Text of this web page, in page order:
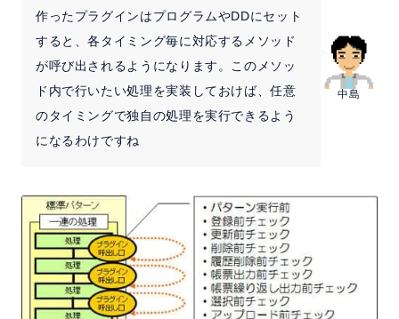
中島
作ったプラグインはプログラムやDDにセット
すると、各タイミング毎に対応するメソッド
が呼び出されるようになります。このメソッ
ド内で行いたい処理を実装しておけば、任意
のタイミングで独自の処理を実行できるよう
になるわけですね